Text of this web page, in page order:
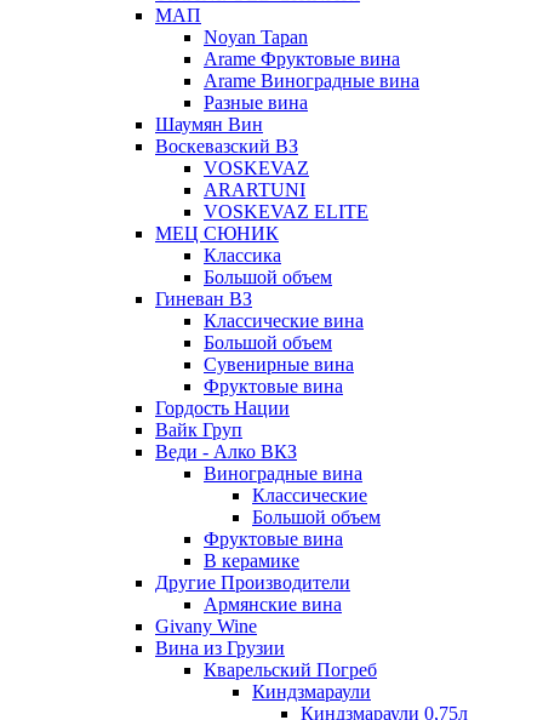
МАП
Noyan Tapan
Arame Фруктовые вина
Arame Виноградные вина
Разные вина
Шаумян Вин
Воскевазский ВЗ
VOSKEVAZ
ARARTUNI
VOSKEVAZ ELITE
МЕЦ СЮНИК
Классика
Большой объем
Гиневан ВЗ
Классические вина
Большой объем
Сувенирные вина
Фруктовые вина
Гордость Нации
Вайк Груп
Веди - Алко ВКЗ
Виноградные вина
Классические
Большой объем
Фруктовые вина
В керамике
Другие Производители
Армянские вина
Givany Wine
Вина из Грузии
Кварельский Погреб
Киндзмараули
Киндзмараули 0,75л